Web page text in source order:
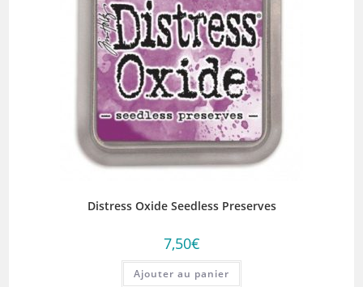
Distress Oxide Seedless Preserves
7,50€
Ajouter au panier